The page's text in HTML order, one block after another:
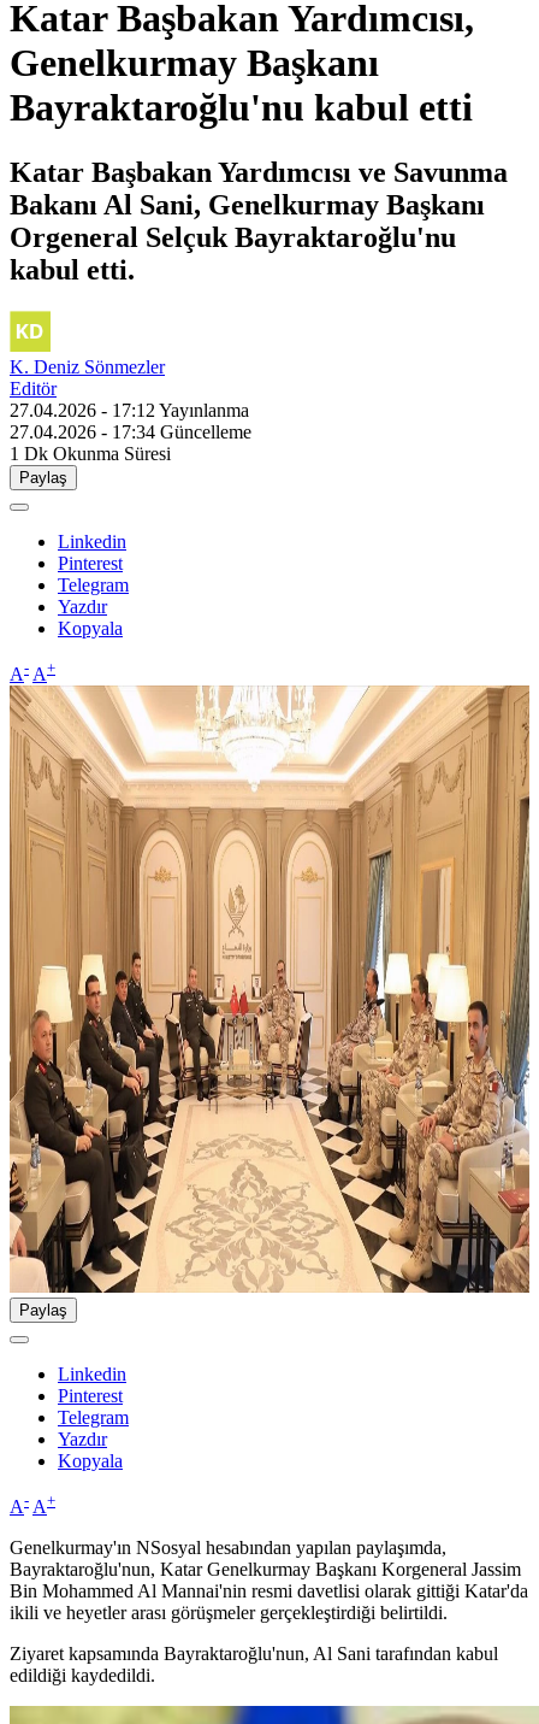
Katar Başbakan Yardımcısı,
Genelkurmay Başkanı
Bayraktaroğlu'nu kabul etti
Katar Başbakan Yardımcısı ve Savunma
Bakanı Al Sani, Genelkurmay Başkanı
Orgeneral Selçuk Bayraktaroğlu'nu
kabul etti.
K. Deniz Sönmezler
Editör
27.04.2026 - 17:12 Yayınlanma
27.04.2026 - 17:34 Güncelleme
1 Dk Okunma Süresi
Paylaş
Linkedin
Pinterest
Telegram
Yazdır
Kopyala
A- A+
Paylaş
Linkedin
Pinterest
Telegram
Yazdır
Kopyala
A- A+
Genelkurmay'ın NSosyal hesabından yapılan paylaşımda,
Bayraktaroğlu'nun, Katar Genelkurmay Başkanı Korgeneral Jassim
Bin Mohammed Al Mannai'nin resmi davetlisi olarak gittiği Katar'da
ikili ve heyetler arası görüşmeler gerçekleştirdiği belirtildi.
Ziyaret kapsamında Bayraktaroğlu'nun, Al Sani tarafından kabul
edildiği kaydedildi.